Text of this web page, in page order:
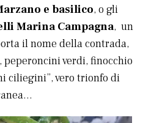
e basilico, o gli
Marina Campagna, un
il nome della contrada,
peperoncini verdi, finocchio
ciliegini”, vero trionfo di